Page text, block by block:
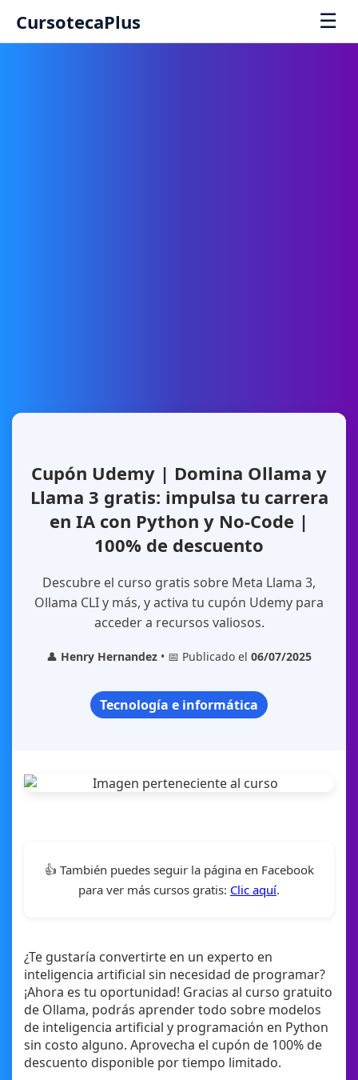
CursotecaPlus ☰
Cupón Udemy | Domina Ollama y
Llama 3 gratis: impulsa tu carrera
en IA con Python y No-Code |
100% de descuento
Descubre el curso gratis sobre Meta Llama 3,
Ollama CLI y más, y activa tu cupón Udemy para
acceder a recursos valiosos.
👤 Henry Hernandez • 📅 Publicado el 06/07/2025
Tecnología e informática
👍 También puedes seguir la página en Facebook
para ver más cursos gratis: Clic aquí.
¿Te gustaría convertirte en un experto en
inteligencia artificial sin necesidad de programar?
¡Ahora es tu oportunidad! Gracias al curso gratuito
de Ollama, podrás aprender todo sobre modelos
de inteligencia artificial y programación en Python
sin costo alguno. Aprovecha el cupón de 100% de
descuento disponible por tiempo limitado.